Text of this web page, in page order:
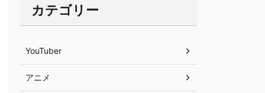
カテゴリー
YouTuber
アニメ